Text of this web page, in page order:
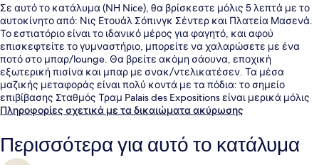
Σε αυτό το κατάλυμα (NH Nice), θα βρίσκεστε μόλις 5 λεπτά με το
αυτοκίνητο από: Νις Ετουάλ Σόπινγκ Σέντερ και Πλατεία Μασενά.
Το εστιατόριο είναι το ιδανικό μέρος για φαγητό, και αφού
επισκεφτείτε το γυμναστήριο, μπορείτε να χαλαρώσετε με ένα
ποτό στο μπαρ/lounge. Θα βρείτε ακόμη σάουνα, εποχική
εξωτερική πισίνα και μπαρ με σνακ/ντελικατέσεν. Τα μέσα
μαζικής μεταφοράς είναι πολύ κοντά με τα πόδια: το σημείο
επιβίβασης Σταθμός Τραμ Palais des Expositions είναι μερικά μόλις
βήματα μακριά και το σημείο επιβίβασης Σταθμός Τραμ Acropolis
Πληροφορίες σχετικά με τα δικαιώματα ακύρωσης
Περισσότερα για αυτό το κατάλυμα